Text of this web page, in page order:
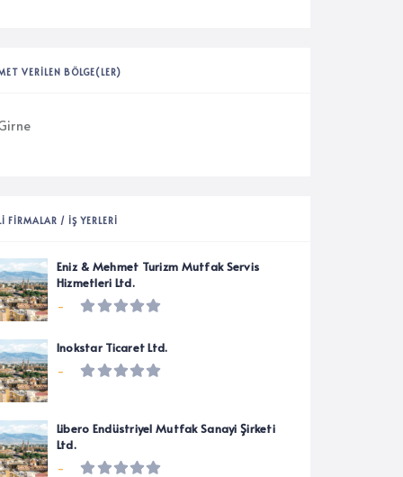
VERILEN BÖLGE(LER)
FIRMALAR / İŞ YERLERI
Eniz & Mehmet Turizm Mutfak Servis
Hizmetleri Ltd.
-
Inokstar Ticaret Ltd.
-
Libero Endüstriyel Mutfak Sanayi Şirketi
Ltd.
-